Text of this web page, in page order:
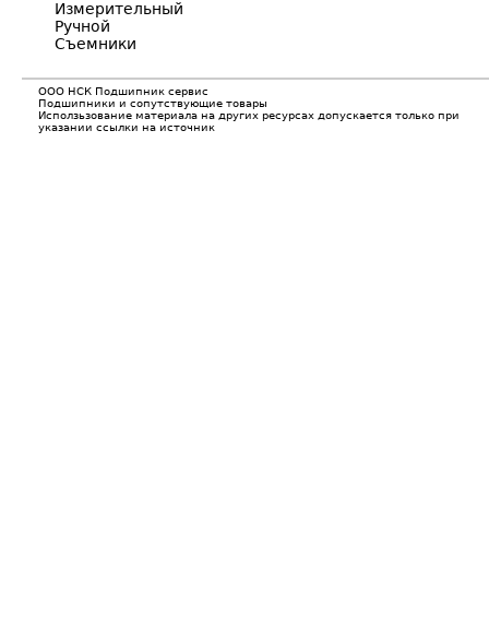
Измерительный
Ручной
Съемники
ООО НСК Подшипник сервис
Подшипники и сопутствующие товары
Исползьзование материала на других ресурсах допускается только при
указании ссылки на источник